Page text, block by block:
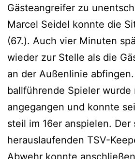
Gästeangreifer zu
Marcel Seidel konnte die
(67.). Auch vier Minuten
wieder zur Stelle als die
an der Außenlinie
ballführende Spieler wurde
angegangen und konnte
steil im 16er anspielen.
herauslaufenden TSV-
Abwehr konnte